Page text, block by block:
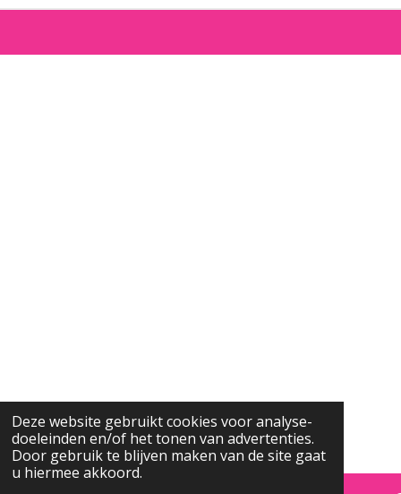
Deze website gebruikt cookies voor analyse-
doeleinden en/of het tonen van advertenties.
Door gebruik te blijven maken van de site gaat
u hiermee akkoord.